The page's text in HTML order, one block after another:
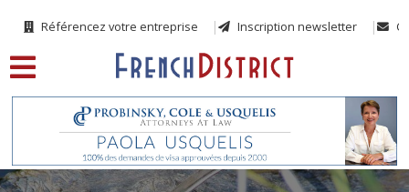
Référencez votre entreprise Inscription newsletter